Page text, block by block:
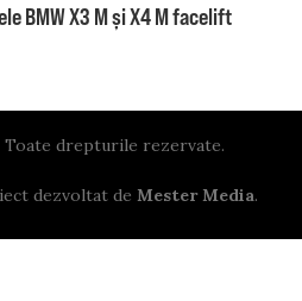
BMW X3 M și X4 M facelift
drepturile rezervate.
dezvoltat de Mester Media.